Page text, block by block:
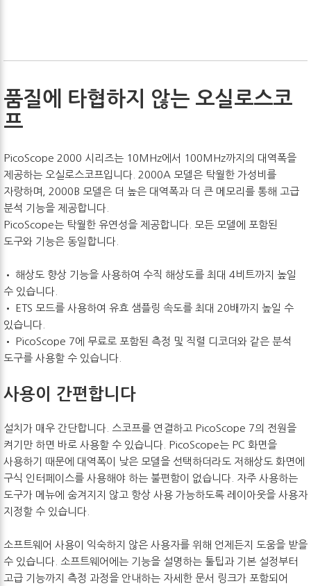
품질에 타협하지 않는 오실로스코
프
PicoScope 2000 시리즈는 10MHz에서 100MHz까지의 대역폭을
제공하는 오실로스코프입니다. 2000A 모델은 탁월한 가성비를
자랑하며, 2000B 모델은 더 높은 대역폭과 더 큰 메모리를 통해 고급
분석 기능을 제공합니다.
PicoScope는 탁월한 유연성을 제공합니다. 모든 모델에 포함된
도구와 기능은 동일합니다.
• 해상도 향상 기능을 사용하여 수직 해상도를 최대 4비트까지 높일
수 있습니다.
• ETS 모드를 사용하여 유효 샘플링 속도를 최대 20배까지 높일 수
있습니다.
• PicoScope 7에 무료로 포함된 측정 및 직렬 디코더와 같은 분석
도구를 사용할 수 있습니다.
사용이 간편합니다
설치가 매우 간단합니다. 스코프를 연결하고 PicoScope 7의 전원을
켜기만 하면 바로 사용할 수 있습니다. PicoScope는 PC 화면을
사용하기 때문에 대역폭이 낮은 모델을 선택하더라도 저해상도 화면에
구식 인터페이스를 사용해야 하는 불편함이 없습니다. 자주 사용하는
도구가 메뉴에 숨겨지지 않고 항상 사용 가능하도록 레이아웃을 사용자
지정할 수 있습니다.
소프트웨어 사용이 익숙하지 않은 사용자를 위해 언제든지 도움을 받을
수 있습니다. 소프트웨어에는 기능을 설명하는 툴팁과 기본 설정부터
고급 기능까지 측정 과정을 안내하는 자세한 문서 링크가 포함되어